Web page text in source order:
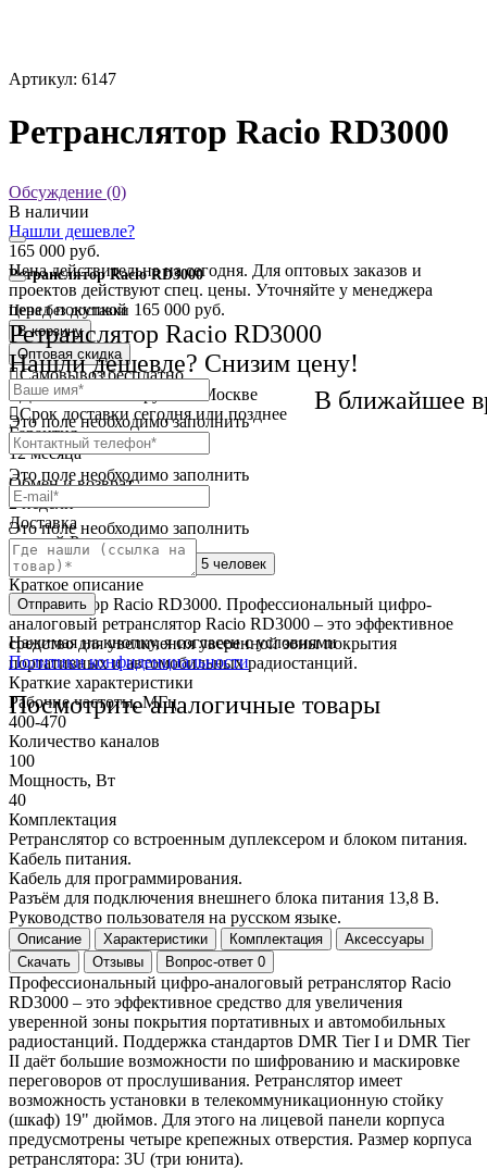
Артикул: 6147
Ретранслятор Racio RD3000
Обсуждение (0)
Ретранслятор Racio RD3000
Цена без доставки 165 000 руб.
Ретранслятор Racio RD3000
Нашли дешевле? Снизим цену!
Это поле необходимо заполнить
Это поле необходимо заполнить
Это поле необходимо заполнить
Отправить
Нажимая на кнопку, я согласен с условиями
Политики конфиденциальности
Посмотрите аналогичные товары
В наличии
Нашли дешевле?
В ближайшее
165 000 руб.
Цена действительна на сегодня. Для оптовых заказов и
проектов действуют спец. цены. Уточняйте у менеджера
перед покупкой
В корзину
Оптовая скидка
Самовывоз бесплатно
Доставка
от 250 руб. по Москве
Cрок доставки сегодня или позднее
Гарантия
12 месяца
Обмен и возврат
2 недели
Доставка
по всей России
Сейчас этот товар смотрят 5 человек
Краткое описание
Ретранслятор Racio RD3000. Профессиональный цифро-
аналоговый ретранслятор Racio RD3000 – это эффективное
средство для увеличения уверенной зоны покрытия
портативных и автомобильных радиостанций.
Краткие характеристики
Рабочие частоты, МГц
400-470
Количество каналов
100
Мощность, Вт
40
Комплектация
Ретранслятор со встроенным дуплексером и блоком питания.
Кабель питания.
Кабель для программирования.
Разъём для подключения внешнего блока питания 13,8 В.
Руководство пользователя на русском языке.
Описание Характеристики Комплектация
Аксессуары
Скачать
Отзывы Вопрос-ответ 0
Профессиональный цифро-аналоговый ретранслятор Racio
RD3000 – это эффективное средство для увеличения
уверенной зоны покрытия портативных и автомобильных
радиостанций. Поддержка стандартов DMR Tier I и DMR Tier
II даёт большие возможности по шифрованию и маскировке
переговоров от прослушивания. Ретранслятор имеет
возможность установки в телекоммуникационную стойку
(шкаф) 19" дюймов. Для этого на лицевой панели корпуса
предусмотрены четыре крепежных отверстия. Размер корпуса
ретранслятора: 3U (три юнита).